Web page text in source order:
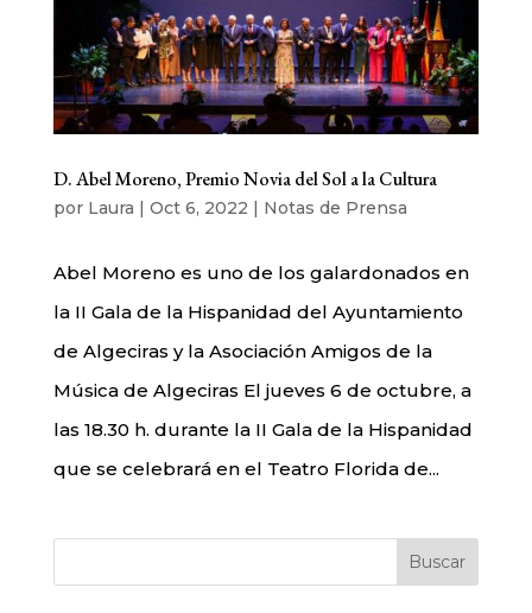
D. Abel Moreno, Premio Novia del Sol a la Cultura
por Laura Oct 6, 2022 Notas de Prensa
Abel Moreno es uno de los galardonados en
la II Gala de la Hispanidad del Ayuntamiento
de Algeciras y la Asociación Amigos de la
Música de Algeciras El jueves 6 de octubre, a
las 18.30 h. durante la II Gala de la Hispanidad
que se celebrará en el Teatro Florida de...
Buscar